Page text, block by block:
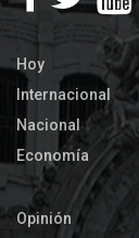
Hoy
Internacional
Nacional
Economía
Opinión